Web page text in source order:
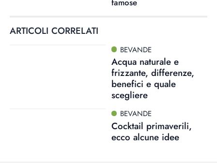
ARTICOLI CORRELATI
BEVANDE
Acqua naturale e
frizzante, differenze,
benefici e quale
scegliere
BEVANDE
Cocktail primaverili,
ecco alcune idee